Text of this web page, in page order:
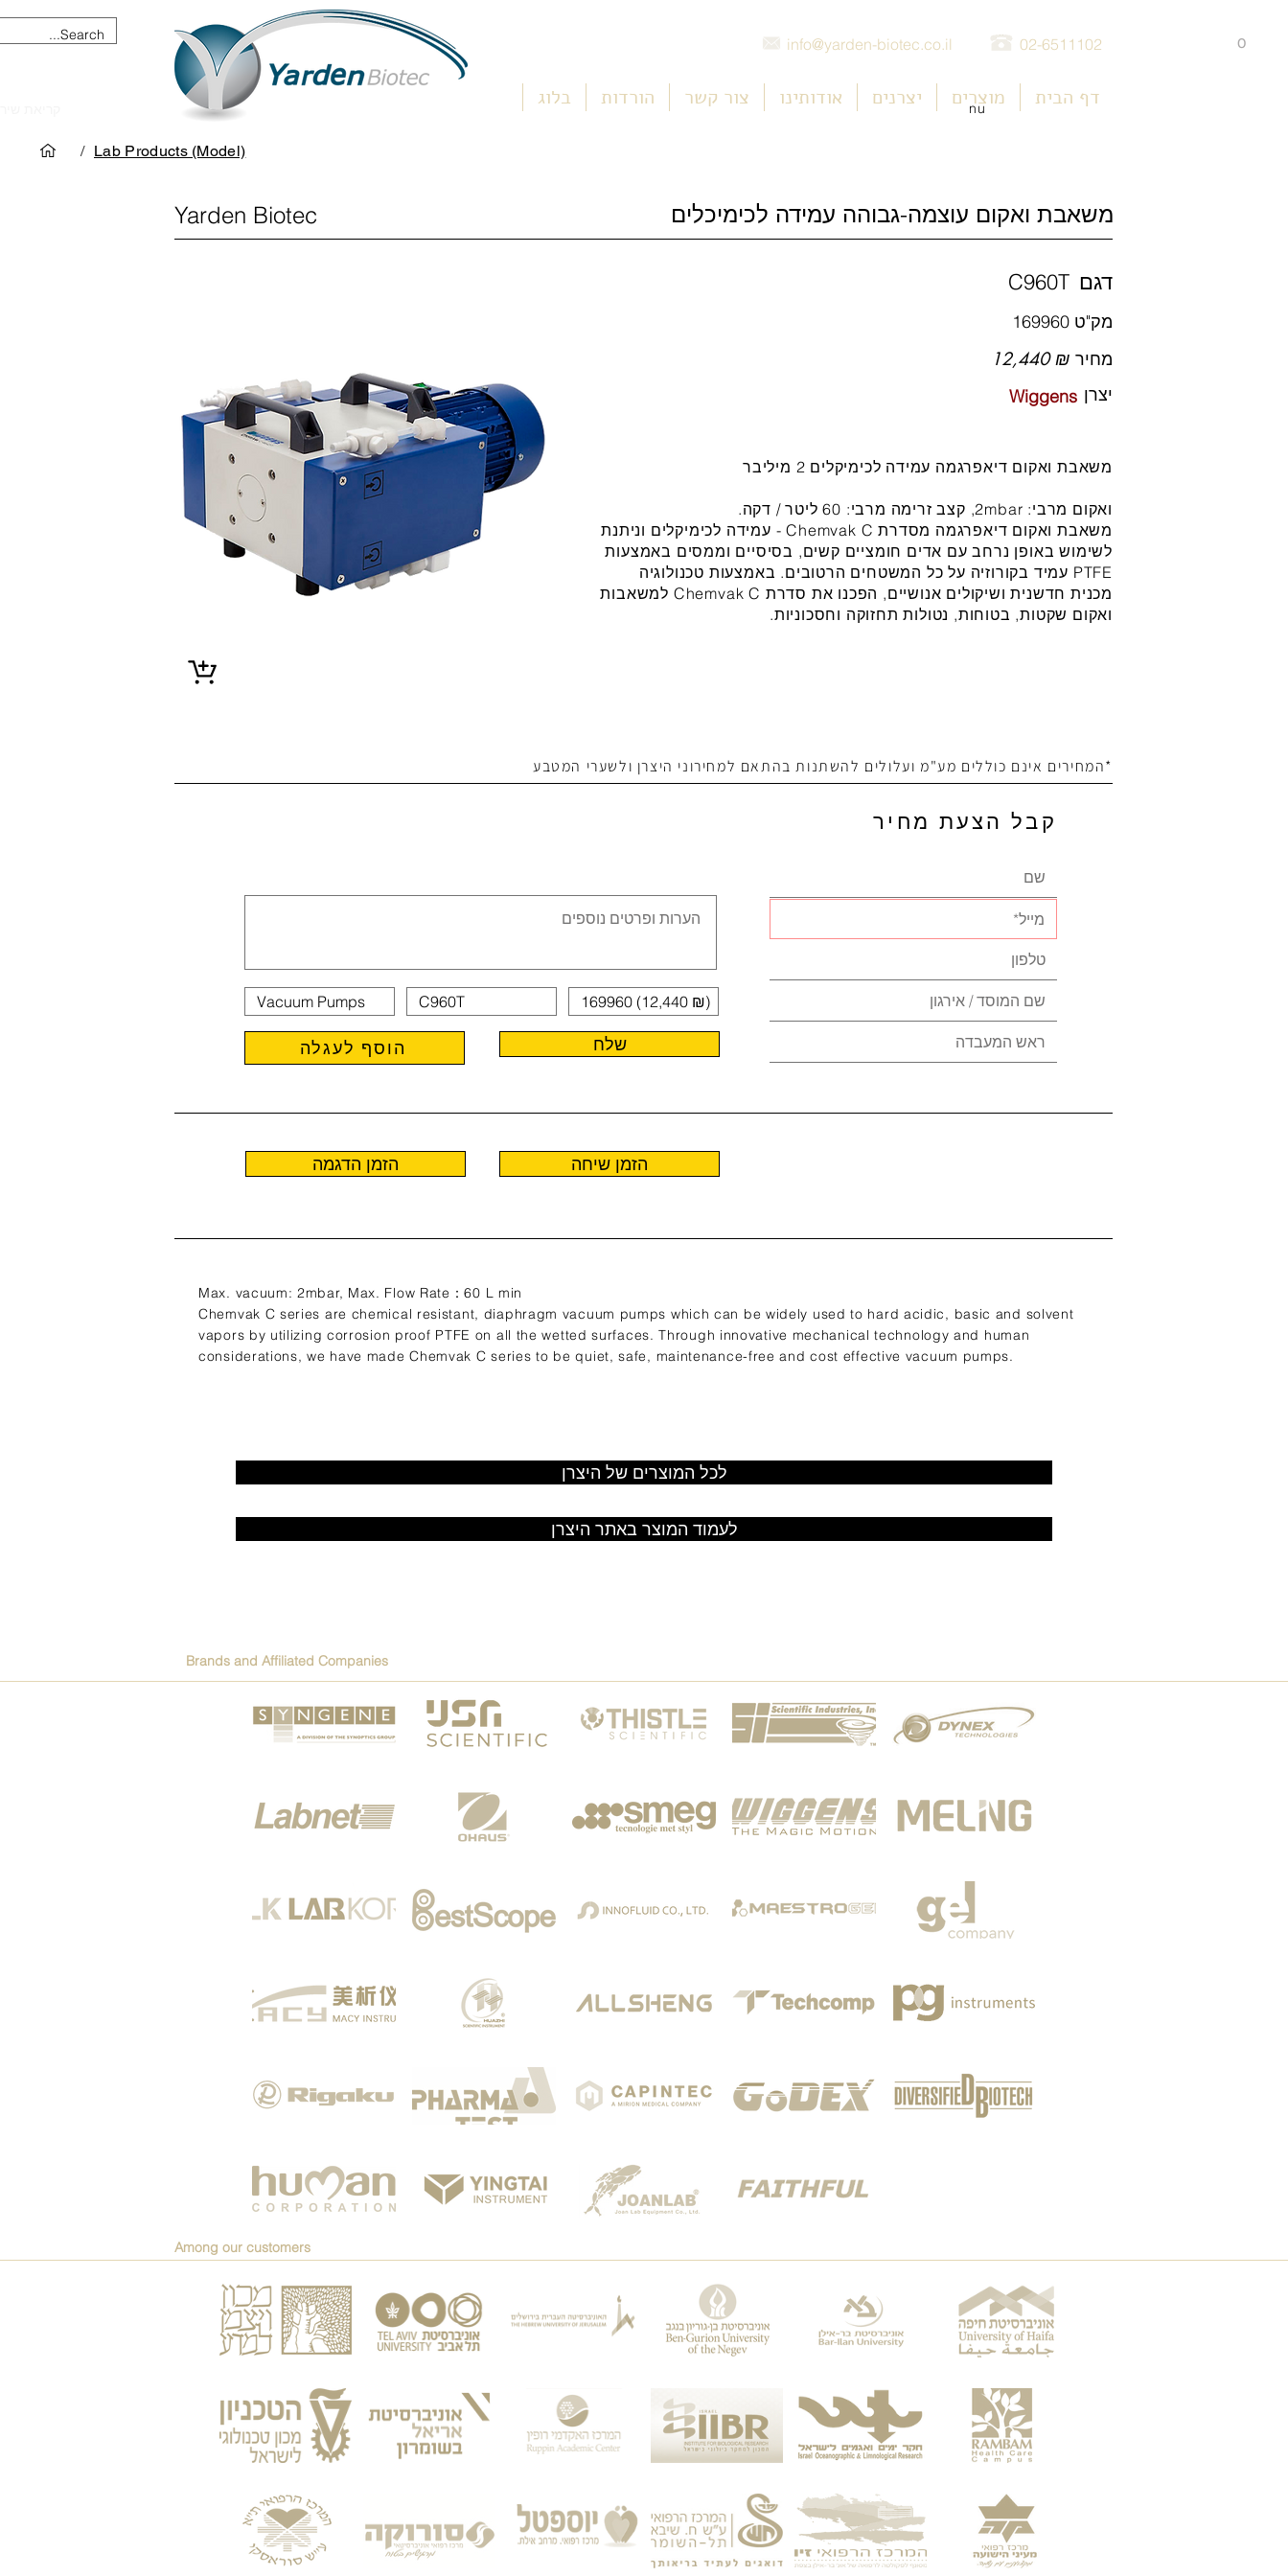
info@yarden-biotec.co.il 02-6511102
דף הבית מוצרים יצרנים אודותינו צור קשר הורדות בלוג nu
0
/ Lab Products (Model)
Yarden Biotec משאבת ואקום עוצמה-גבוהה עמידה לכימיכלים
C960T דגם
מק"ט 169960
12,440 ₪ מחיר
Wiggens יצרן
משאבת ואקום דיאפרגמה עמידה לכימיקלים 2 מיליבר
ואקום מרבי: 2mbar, קצב זרימה מרבי: 60 ליטר / דקה.
משאבת ואקום דיאפרגמה מסדרת Chemvak C - עמידה לכימיקלים וניתנת
לשימוש באופן נרחב עם אדים חומציים קשים, בסיסיים וממסים באמצעות
PTFE עמיד בקורוזיה על כל המשטחים הרטובים. באמצעות טכנולוגיה
מכנית חדשנית ושיקולים אנושיים, הפכנו את סדרת Chemvak C למשאבות
ואקום שקטות, בטוחות, נטולות תחזוקה וחסכוניות.
*המחירים אינם כוללים מע"מ ועלולים להשתנות בהתאם למחירוני היצרן ולשערי המטבע
קבל הצעת מחיר
הוסף לעגלה שלח
הזמן הדגמה הזמן שיחה
Max. vacuum: 2mbar, Max. Flow Rate：60 L min
Chemvak C series are chemical resistant, diaphragm vacuum pumps which can be widely used to hard acidic, basic and solvent
vapors by utilizing corrosion proof PTFE on all the wetted surfaces. Through innovative mechanical technology and human
considerations, we have made Chemvak C series to be quiet, safe, maintenance-free and cost effective vacuum pumps.
לכל המוצרים של היצרן
לעמוד המוצר באתר היצרן
Brands and Affiliated Companies
Among our customers